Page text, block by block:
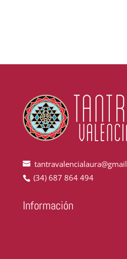
(34) 687 864 494
Información